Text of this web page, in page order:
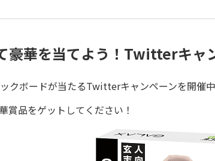
豪華を当てよう！Twitterキャ
クボードが当たるTwitterキャンペーンを開催中
品をゲットしてください！